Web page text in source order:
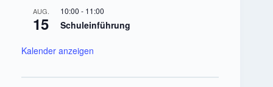
AUG.
15
10:00 - 11:00
Schuleinführung
Kalender anzeigen